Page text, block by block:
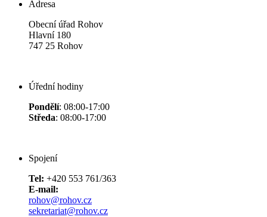
Adresa
Obecní úřad Rohov
Hlavní 180
747 25 Rohov
Úřední hodiny
Pondělí: 08:00-17:00
Středa: 08:00-17:00
Spojení
Tel: +420 553 761/363
E-mail:
rohov@rohov.cz
sekretariat@rohov.cz